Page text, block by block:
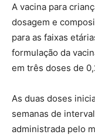
A vacina para
dosagem e
para as faixas
formulação da
em três doses de
As duas doses
semanas de
administrada pelo